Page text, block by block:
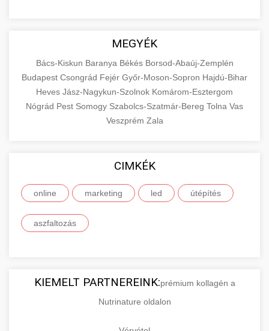
MEGYÉK
Bács-Kiskun Baranya Békés Borsod-Abaúj-Zemplén
Budapest Csongrád Fejér Győr-Moson-Sopron Hajdú-Bihar
Heves Jász-Nagykun-Szolnok Komárom-Esztergom
Nógrád Pest Somogy Szabolcs-Szatmár-Bereg Tolna Vas
Veszprém Zala
CIMKÉK
online marketing led útépítés
aszfaltozás
KIEMELT PARTNEREINK:prémium kollagén a
Nutrinature oldalon